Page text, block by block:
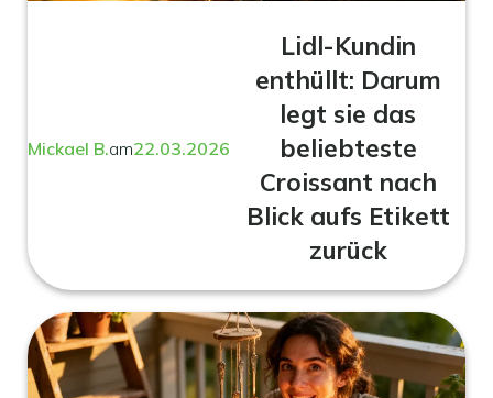
Mickael B.am22.03.2026
Lidl-Kundin
enthüllt: Darum
legt sie das
beliebteste
Croissant nach
Blick aufs Etikett
zurück